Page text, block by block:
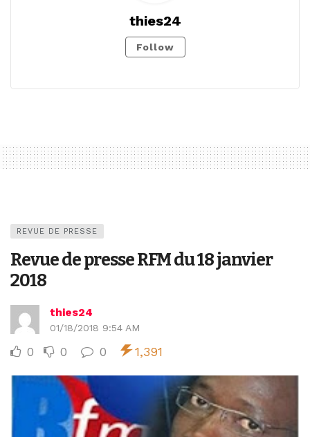
thies24
Follow
REVUE DE PRESSE
Revue de presse RFM du 18 janvier
2018
thies24
01/18/2018 9:54 AM
0 0 0 1,391